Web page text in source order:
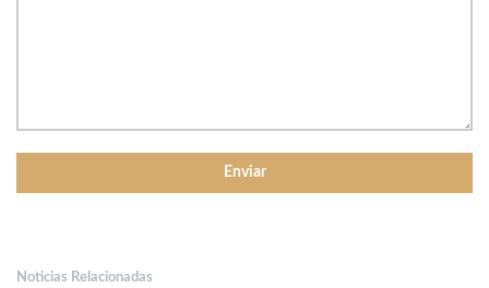
Noticias Relacionadas